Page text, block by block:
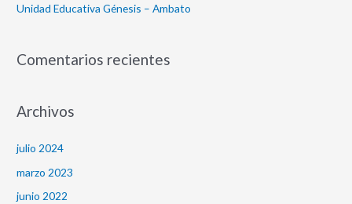
Unidad Educativa Génesis – Ambato
Comentarios recientes
Archivos
julio 2024
marzo 2023
junio 2022